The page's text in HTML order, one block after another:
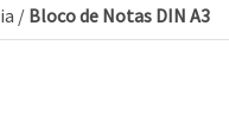
/ Bloco de Notas DIN A3